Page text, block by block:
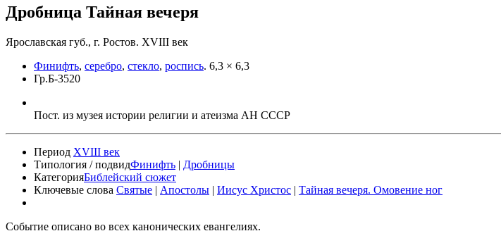
Дробница Тайная вечеря
Ярославская губ., г. Ростов. XVIII век
Финифть, серебро, стекло, роспись. 6,3 × 6,3
Гр.Б-3520
Пост. из музея истории религии и атеизма АН СССР
Период XVIII век
Типология / подвидФинифть | Дробницы
КатегорияБиблейский сюжет
Ключевые слова Святые | Апостолы | Иисус Христос | Тайная вечеря. Омовение ног
Событие описано во всех канонических евангелиях.